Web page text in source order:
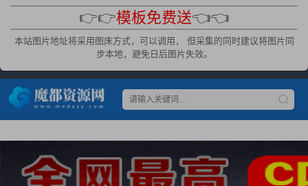
👉👉模板免费送👈👈
本站图片地址将采用图床方式，可以调用， 但采集的同时建议将图片同
步本地，避免日后图片失效。